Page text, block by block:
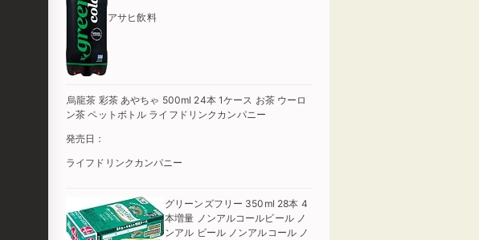
アサヒ飲料
烏龍茶 彩茶 あやちゃ 500ml 24本 1ケース お茶 ウーロ
ン茶 ペットボトル ライフドリンクカンパニー
発売日：
ライフドリンクカンパニー
グリーンズフリー 350ml 28本 4
本増量 ノンアルコールビール ノ
ンアル ビール ノンアルコール ノ